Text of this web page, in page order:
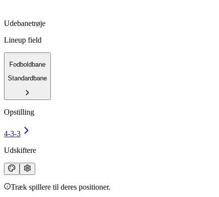
Udebanetrøje
Lineup field
Fodboldbane
Standardbane
Opstilling
4-3-3
Udskiftere
Træk spillere til deres positioner.